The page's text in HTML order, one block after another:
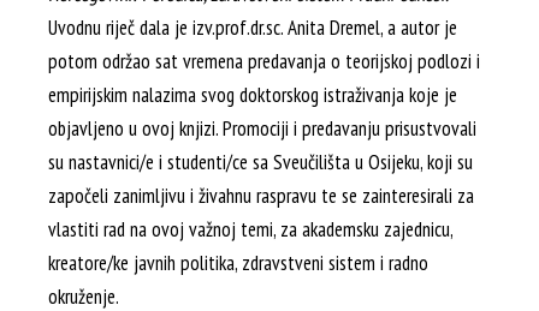
Uvodnu riječ dala je izv.prof.dr.sc. Anita Dremel, a autor je
potom održao sat vremena predavanja o teorijskoj podlozi i
empirijskim nalazima svog doktorskog istraživanja koje je
objavljeno u ovoj knjizi. Promociji i predavanju prisustvovali
su nastavnici/e i studenti/ce sa Sveučilišta u Osijeku, koji su
započeli zanimljivu i živahnu raspravu te se zainteresirali za
vlastiti rad na ovoj važnoj temi, za akademsku zajednicu,
kreatore/ke javnih politika, zdravstveni sistem i radno
okruženje.